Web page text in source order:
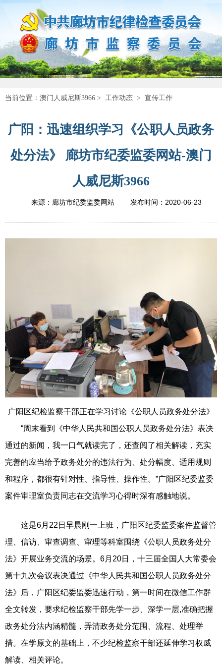
当前位置： 澳门人威尼斯3966 > 工作动态 > 宣传工作
广阳：迅速组织学习《公职人员政务
处分法》 廊坊市纪委监委网站-澳门
人威尼斯3966
来源：廊坊市纪委监委网站 发布时间： 2020-06-23
广阳区纪检监察干部正在学习讨论《公职人员政务处分法》
“周末看到《中华人民共和国公职人员政务处分法》表决
通过的新闻，我一口气就读完了，还查阅了相关解读，充实
完善的应当给予政务处分的违法行为、处分幅度、适用规则
和程序，都很有针对性、指导性、操作性。”广阳区纪委监委
案件审理室负责同志在交流学习心得时深有感触地说。
这是6月22日早晨刚一上班，广阳区纪委监委案件监督管
理、信访、审查调查、审理等科室围绕《公职人员政务处分
法》开展业务交流的场景。6月20日，十三届全国人大常委会
第十九次会议表决通过《中华人民共和国公职人员政务处分
法》后，广阳区纪委监委迅速行动，第一时间在微信工作群
全文转发，要求纪检监察干部先学一步、深学一层,准确把握
政务处分法内涵精髓，弄清政务处分范围、流程、处理举
措。在学原文的基础上，不少纪检监察干部还延伸学习权威
解读、相关评论。